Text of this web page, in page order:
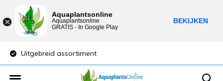
Uitgebreid assortiment
Aquaplantsonline
Aquaplantsonline
GRATIS - In Google Play
BEKIJKEN